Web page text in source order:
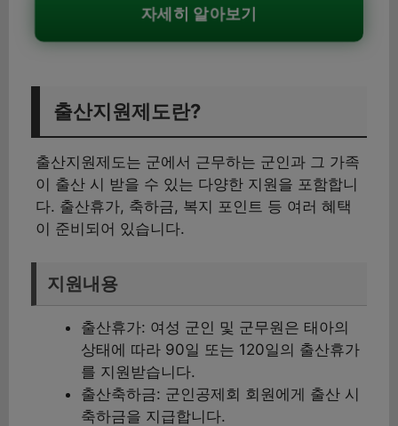
자세히 알아보기
출산지원제도란?
출산지원제도는 군에서 근무하는 군인과 그 가족
이 출산 시 받을 수 있는 다양한 지원을 포함합니
다. 출산휴가, 축하금, 복지 포인트 등 여러 혜택
이 준비되어 있습니다.
지원내용
출산휴가: 여성 군인 및 군무원은 태아의
상태에 따라 90일 또는 120일의 출산휴가
를 지원받습니다.
출산축하금: 군인공제회 회원에게 출산 시
축하금을 지급합니다.